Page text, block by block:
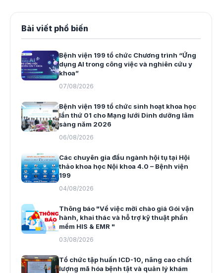
Bài viết phổ biến
Bệnh viện 199 tổ chức Chương trình “Ứng
dụng AI trong công việc và nghiên cứu y
khoa”
07/08/2026
Bệnh viện 199 tổ chức sinh hoạt khoa học
lần thứ 01 cho Mạng lưới Dinh dưỡng lâm
sàng năm 2026
06/08/2026
Các chuyên gia đầu ngành hội tụ tại Hội
thảo khoa học Nội khoa 4.0 – Bệnh viện
199
04/08/2026
Thông báo "Về việc mời chào giá Gói vận
hành, khai thác và hỗ trợ kỹ thuật phần
mềm HIS & EMR "
03/08/2026
Tổ chức tập huấn ICD-10, nâng cao chất
lượng mã hóa bệnh tật và quản lý khám